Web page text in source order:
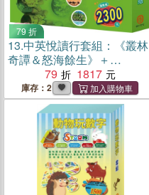
79 折
13.中英悅讀行套組：《叢林
奇譚＆怒海餘生》＋
《ABig,BlueMarble》＋
《TheAlphabet》＋《格列佛
遊記》＋《小鹿斑比》
79 1817
庫存：2